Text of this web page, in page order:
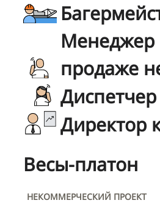
Менеджер
продаже
Диспетчер
Директор
Весы-платон
НЕКОММЕРЧЕСКИЙ ПРОЕКТ